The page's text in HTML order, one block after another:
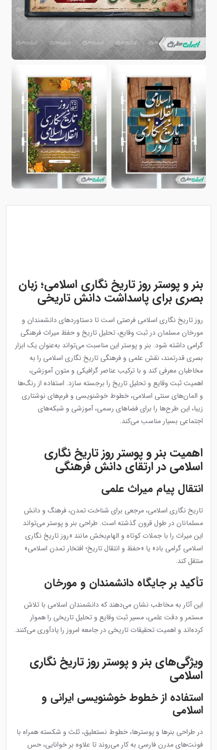
بنر و پوستر روز تاریخ نگاری اسلامی؛ زبان
بصری برای پاسداشت دانش تاریخی
روز تاریخ نگاری اسلامی فرصتی است تا دستاوردهای دانشمندان و
مورخان مسلمان در ثبت وقایع، تحلیل تاریخ و حفظ میراث فرهنگی
گرامی داشته شود. بنر و پوستر این مناسبت می‌تواند به‌عنوان یک ابزار
بصری قدرتمند، نقش علمی و فرهنگی تاریخ نگاری اسلامی را به
مخاطبان معرفی کند و با ترکیب عناصر گرافیکی و متون آموزشی،
اهمیت ثبت وقایع و تحلیل تاریخ را برجسته سازد. استفاده از رنگ‌ها
و المان‌های سنتی اسلامی، خطوط خوشنویسی و فرم‌های نوشتاری
زیبا، این طرح‌ها را برای فضاهای رسمی، آموزشی و شبکه‌های
اجتماعی بسیار مناسب می‌کند.
اهمیت بنر و پوستر روز تاریخ نگاری
اسلامی در ارتقای دانش فرهنگی
انتقال پیام میراث علمی
تاریخ نگاری اسلامی، مرجعی برای شناخت تمدن، فرهنگ و دانش
مسلمانان در طول قرون گذشته است. طراحی بنر و پوستر می‌تواند
این میراث را با جملات کوتاه و الهام‌بخش مانند «روز تاریخ نگاری
اسلامی گرامی باد» یا «حفظ و انتقال تاریخ؛ افتخار تمدن اسلامی»
منتقل کند.
تأکید بر جایگاه دانشمندان و مورخان
این آثار به مخاطب نشان می‌دهند که دانشمندان اسلامی با تلاش
مستمر و دقت علمی، مسیر ثبت وقایع و تحلیل تاریخی را هموار
کرده‌اند و اهمیت تحقیقات تاریخی در جامعه امروز را یادآوری می‌کنند.
ویژگی‌های بنر و پوستر روز تاریخ نگاری
اسلامی
استفاده از خطوط خوشنویسی ایرانی و
اسلامی
در طراحی بنرها و پوسترها، خطوط نستعلیق، ثلث و شکسته همراه با
فونت‌های مدرن فارسی به کار می‌روند تا علاوه بر خوانایی، حس